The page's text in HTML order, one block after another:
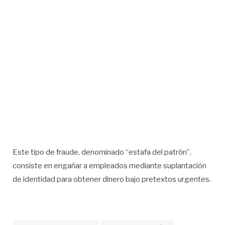
Este tipo de fraude, denominado “estafa del patrón”,
consiste en engañar a empleados mediante suplantación
de identidad para obtener dinero bajo pretextos urgentes.